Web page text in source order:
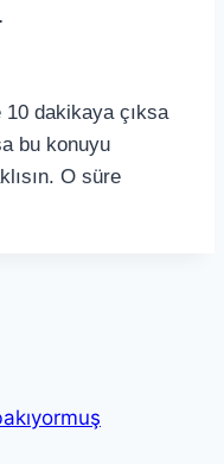
dakikaya çıksa
bu konuyu
O süre